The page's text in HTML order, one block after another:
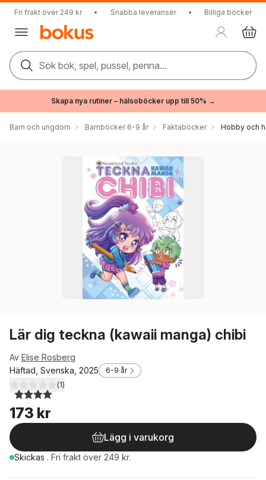
Fri frakt över 249 kr • Snabba leveranser • Billiga böcker
Sök bok, spel, pussel, penna...
Skapa nya rutiner – hälsoböcker upp till 50% →
Barn och ungdom Barnböcker 6-9 år Faktaböcker Hobby och
Lär dig teckna (kawaii manga) chibi
Av Elise Rosberg
Häftad, Svenska, 2025
6-9 år
4,0utav 5 stjärnor. Totalt antal röster:
(1)
173 kr
Lägg i varukorg
Skickas . Fri frakt över 249 kr.